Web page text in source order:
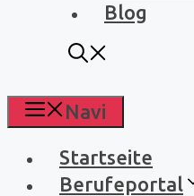
Blog
Navi
Startseite
Berufeportal